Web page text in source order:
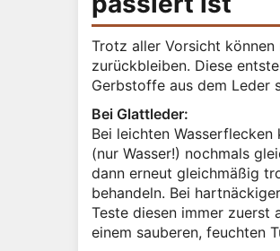
Trotz aller Vorsicht können
zurückbleiben. Diese
Gerbstoffe aus dem Leder
Bei Glattleder:
Bei leichten
(nur Wasser!) nochmals
dann erneut gleichmäßig
behandeln. Bei
Teste diesen immer zuerst
einem sauberen, feuchten